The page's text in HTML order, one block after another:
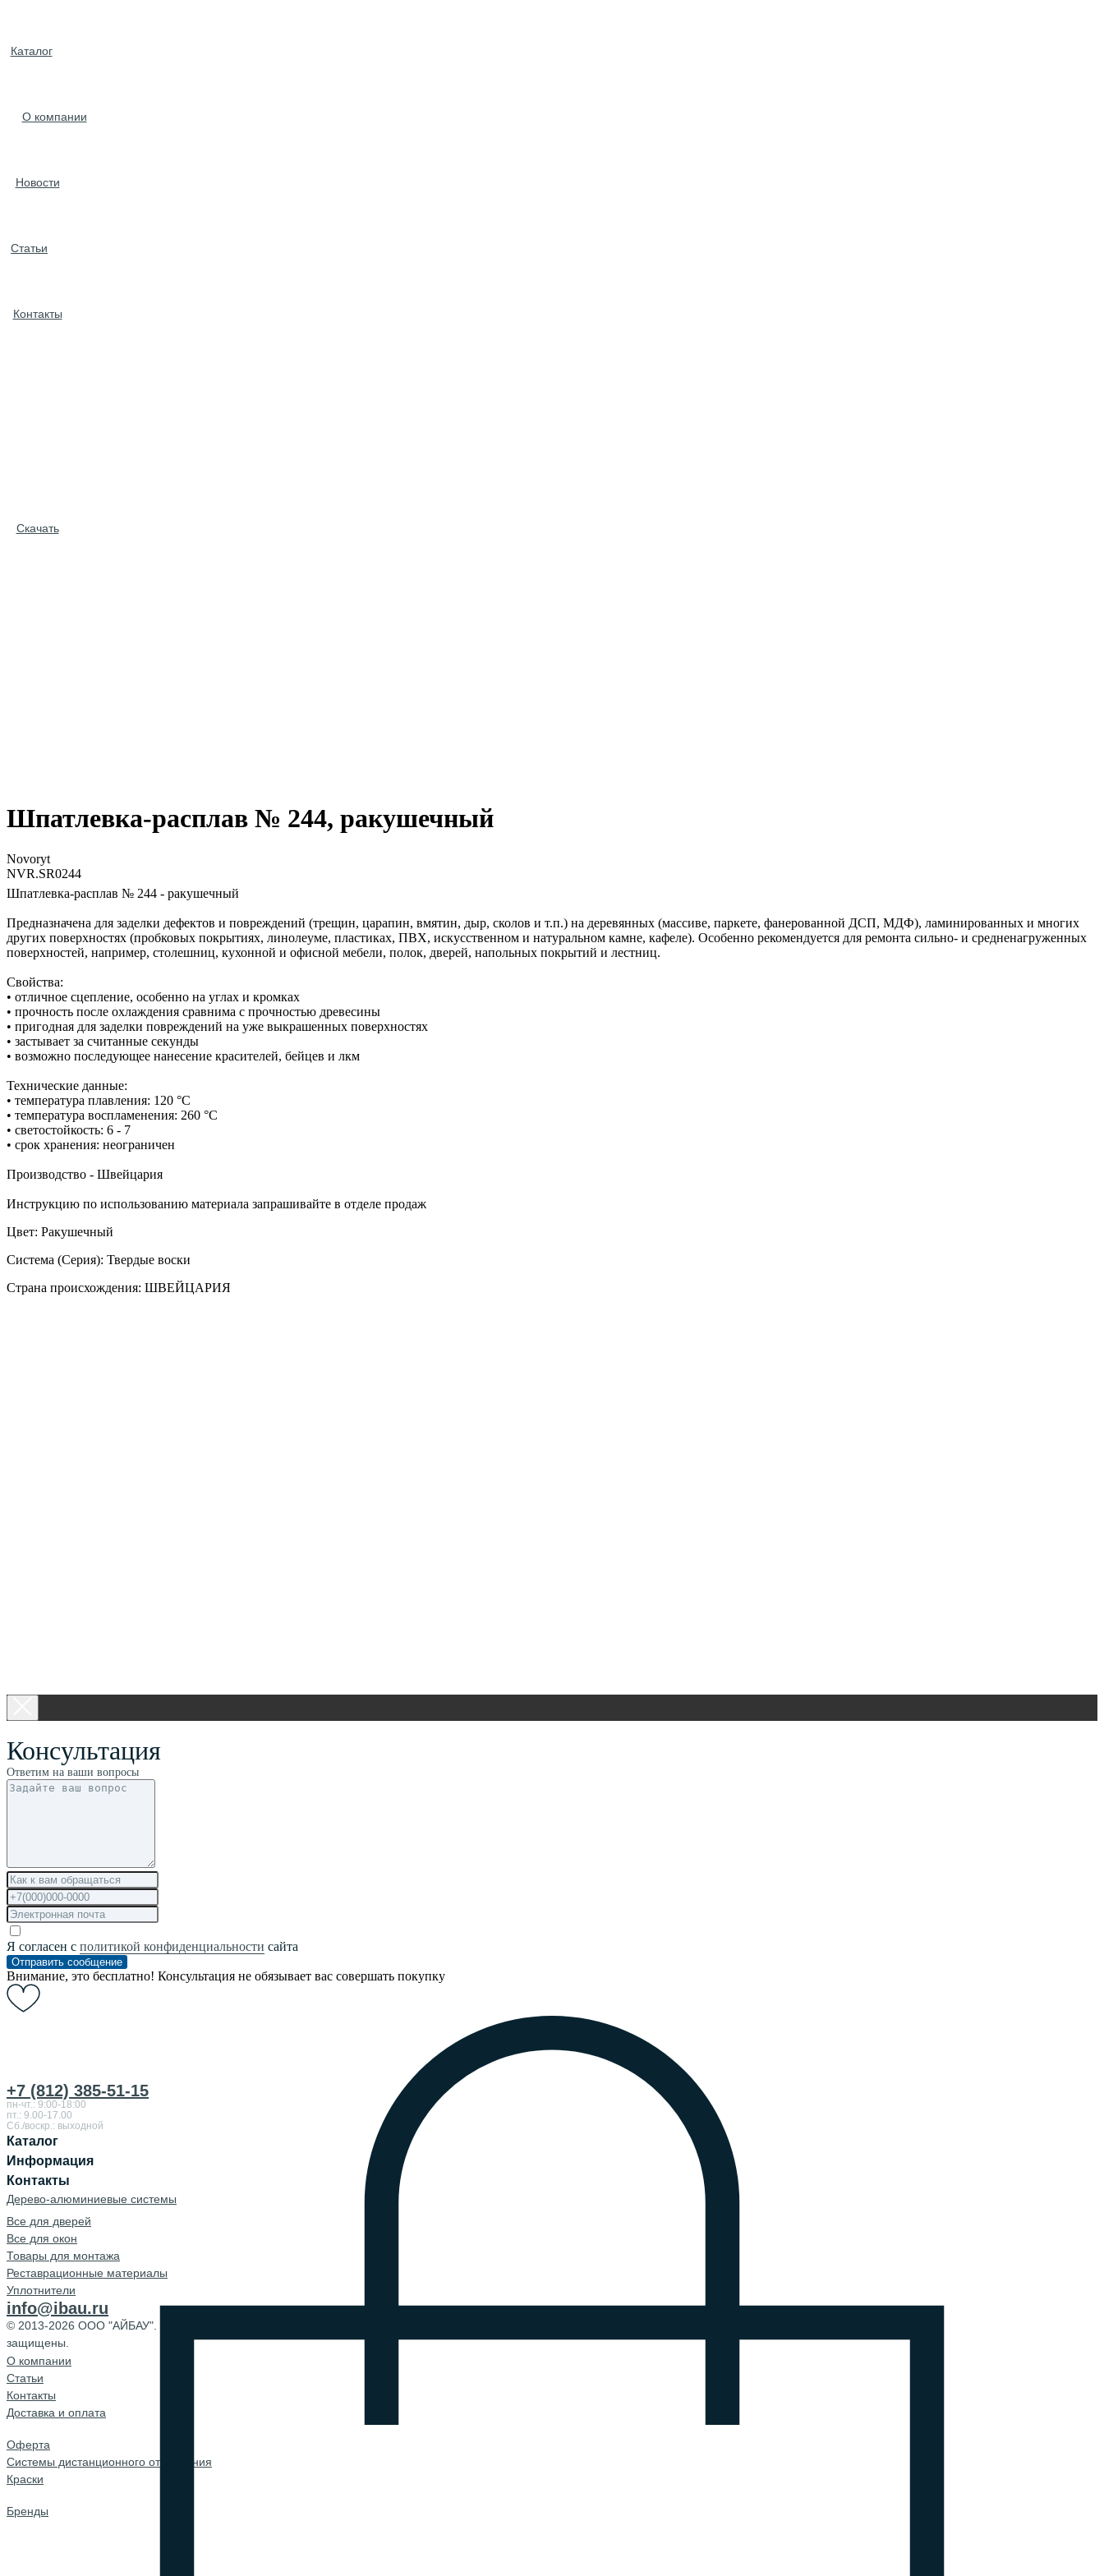
Каталог
О компании
Новости
Статьи
Контакты
Скачать
Шпатлевка-расплав № 244, ракушечный
Novoryt
NVR.SR0244
Шпатлевка-расплав № 244 - ракушечный
Предназначена для заделки дефектов и повреждений (трещин, царапин, вмятин, дыр, сколов и т.п.) на деревянных (массиве, паркете, фанерованной ДСП, МДФ), ламинированных и многих
других поверхностях (пробковых покрытиях, линолеуме, пластиках, ПВХ, искусственном и натуральном камне, кафеле). Особенно рекомендуется для ремонта сильно‐ и средненагруженных
поверхностей, например, столешниц, кухонной и офисной мебели, полок, дверей, напольных покрытий и лестниц.
Свойства:
• отличное сцепление, особенно на углах и кромках
• прочность после охлаждения сравнима с прочностью древесины
• пригодная для заделки повреждений на уже выкрашенных поверхностях
• застывает за считанные секунды
• возможно последующее нанесение красителей, бейцев и лкм
Технические данные:
• температура плавления: 120 °С
• температура воспламенения: 260 °С
• светостойкость: 6 - 7
• срок хранения: неограничен
Производство - Швейцария
Инструкцию по использованию материала запрашивайте в отделе продаж
Цвет: Ракушечный
Система (Серия): Твердые воски
Страна происхождения: ШВЕЙЦАРИЯ
+7 (812) 385-51-15
пн-чт.: 9:00-18:00
пт.: 9.00-17.00
Сб./воскр.: выходной
Каталог
Информация
Контакты
Дерево-алюминиевые системы
Все для дверей
Все для окон
Товары для монтажа
Реставрационные материалы
Уплотнители
info@ibau.ru
© 2013-2026 ООО "АЙБАУ". Все права
защищены.
О компании
Cтатьи
Контакты
Доставка и оплата
Оферта
Системы дистанционного открывания
Краски
Бренды
Консультация
Ответим на ваши вопросы
Я согласен с политикой конфиденциальности сайта
Отправить сообщение
Внимание, это бесплатно! Консультация не обязывает вас совершать покупку